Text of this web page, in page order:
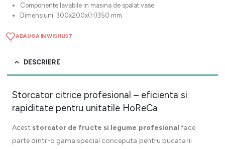
Componente lavabile in masina de spalat vase
Dimensiuni: 300x200x(H)350 mm
ADAUGA IN WISHLIST
DESCRIERE
Storcator citrice profesional – eficienta si
rapiditate pentru unitatile HoReCa
Acest storcator de fructe si legume profesional face
parte dintr-o gama special conceputa pentru bucatarii